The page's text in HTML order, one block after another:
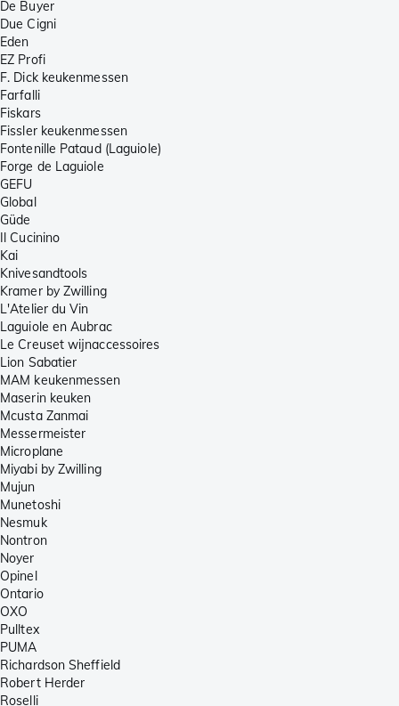
De Buyer
Due Cigni
Eden
EZ Profi
F. Dick keukenmessen
Farfalli
Fiskars
Fissler keukenmessen
Fontenille Pataud (Laguiole)
Forge de Laguiole
GEFU
Global
Güde
Il Cucinino
Kai
Knivesandtools
Kramer by Zwilling
L'Atelier du Vin
Laguiole en Aubrac
Le Creuset wijnaccessoires
Lion Sabatier
MAM keukenmessen
Maserin keuken
Mcusta Zanmai
Messermeister
Microplane
Miyabi by Zwilling
Mujun
Munetoshi
Nesmuk
Nontron
Noyer
Opinel
Ontario
OXO
Pulltex
PUMA
Richardson Sheffield
Robert Herder
Roselli